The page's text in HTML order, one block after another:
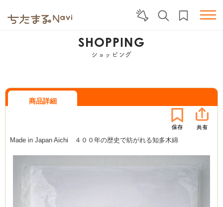
SHOPPING
ショッピング
商品詳細
Made in Japan Aichi ４００年の歴史で紡がれる知多木綿